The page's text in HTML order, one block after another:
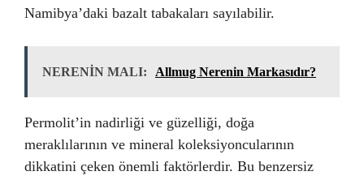
Namibya’daki bazalt tabakaları sayılabilir.
NERENİN MALI: Allmug Nerenin Markasıdır?
Permolit’in nadirliği ve güzelliği, doğa
meraklılarının ve mineral koleksiyoncularının
dikkatini çeken önemli faktörlerdir. Bu benzersiz